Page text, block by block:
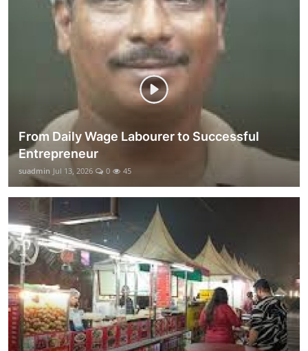
From Daily Wage Labourer to Successful
Entrepreneur
suadmin Jul 13, 2026 0 45